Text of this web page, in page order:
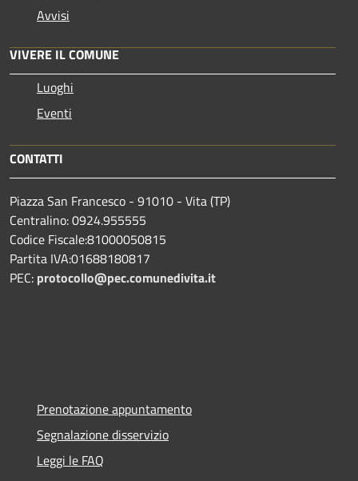
Avvisi
VIVERE IL COMUNE
Luoghi
Eventi
CONTATTI
Piazza San Francesco - 91010 - Vita (TP)
Centralino: 0924.955555
Codice Fiscale:81000050815
Partita IVA:01688180817
PEC: protocollo@pec.comunedivita.it
Prenotazione appuntamento
Segnalazione disservizio
Leggi le FAQ